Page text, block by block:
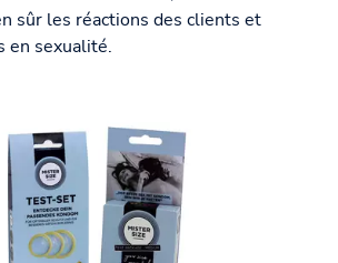
sûr les réactions des clients et
en sexualité.